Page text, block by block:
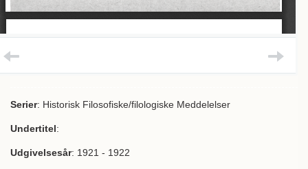
Serier: Historisk Filosofiske/filologiske Meddelelser
Undertitel:
Udgivelsesår: 1921 - 1922